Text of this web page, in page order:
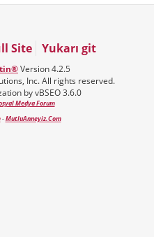
Site Yukarı git
Version 4.2.5
Inc. All rights reserved.
by vBSEO 3.6.0
Medya Forum
-MutluAnneyiz.Com